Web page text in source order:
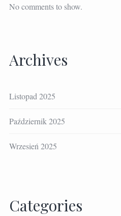
No comments to show.
Archives
Listopad 2025
Październik 2025
Wrzesień 2025
Categories